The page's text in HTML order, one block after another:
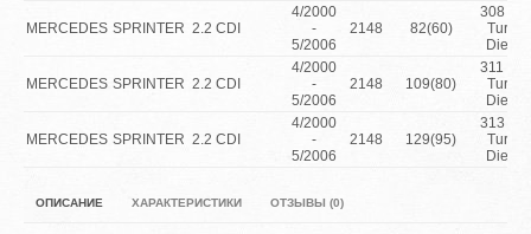
MERCEDES SPRINTER 2.2 CDI
4/2000
-
5/2006
2148 82(60)
308
Turbo
Diesel
MERCEDES SPRINTER 2.2 CDI
4/2000
-
5/2006
2148 109(80)
311
Turbo
Diesel
MERCEDES SPRINTER 2.2 CDI
4/2000
-
5/2006
2148 129(95)
313
Turbo
Diesel
ОПИСАНИЕ ХАРАКТЕРИСТИКИ ОТЗЫВЫ (0)